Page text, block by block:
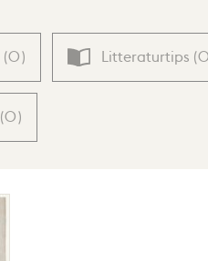
(0) Litteraturtips (0
(0)